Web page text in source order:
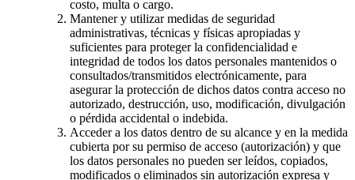
costo, multa o cargo.
Mantener y utilizar medidas de seguridad
administrativas, técnicas y físicas apropiadas y
suficientes para proteger la confidencialidad e
integridad de todos los datos personales mantenidos o
consultados/transmitidos electrónicamente, para
asegurar la protección de dichos datos contra acceso no
autorizado, destrucción, uso, modificación, divulgación
o pérdida accidental o indebida.
Acceder a los datos dentro de su alcance y en la medida
cubierta por su permiso de acceso (autorización) y que
los datos personales no pueden ser leídos, copiados,
modificados o eliminados sin autorización expresa y